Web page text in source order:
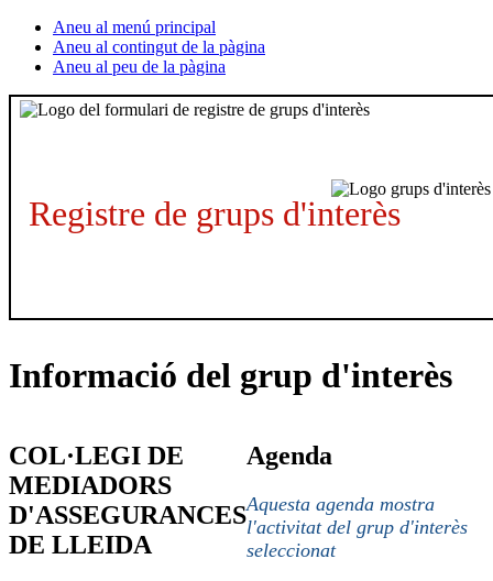
Aneu al menú principal
Aneu al contingut de la pàgina
Aneu al peu de la pàgina
Registre de grups d'interès
Informació del grup d'interès
COL·LEGI DE
MEDIADORS
D'ASSEGURANCES
DE LLEIDA
Agenda
Aquesta agenda mostra
l'activitat del grup d'interès
seleccionat